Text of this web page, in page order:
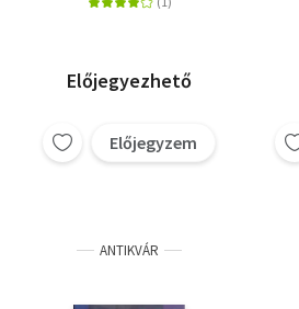
Előjegyezhető
Előjegyzem
ANTIKVÁR